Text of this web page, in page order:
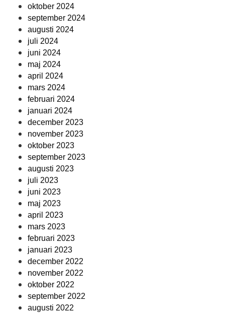
oktober 2024
september 2024
augusti 2024
juli 2024
juni 2024
maj 2024
april 2024
mars 2024
februari 2024
januari 2024
december 2023
november 2023
oktober 2023
september 2023
augusti 2023
juli 2023
juni 2023
maj 2023
april 2023
mars 2023
februari 2023
januari 2023
december 2022
november 2022
oktober 2022
september 2022
augusti 2022